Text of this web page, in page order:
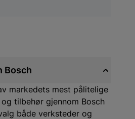
Bosch
markedets mest pålitelige
tilbehør gjennom Bosch
både verksteder og